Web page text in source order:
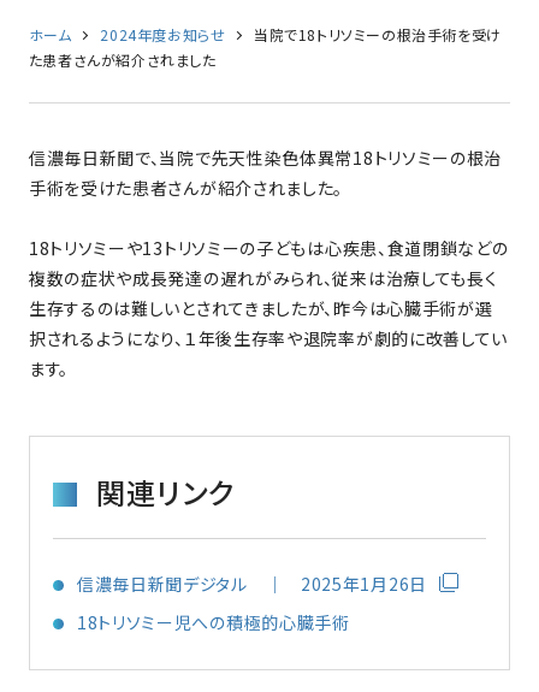
ホーム 2024年度お知らせ
当院で18トリソミーの根治手術を受け
た患者さんが紹介されました
信濃毎日新聞で、当院で先天性染色体異常18トリソミーの根治
手術を受けた患者さんが紹介されました。
18トリソミーや13トリソミーの子どもは心疾患、食道閉鎖などの
複数の症状や成長発達の遅れがみられ、従来は治療しても長く
生存するのは難しいとされてきましたが、昨今は心臓手術が選
択されるようになり、１年後生存率や退院率が劇的に改善してい
ます。
関連リンク
信濃毎日新聞デジタル ｜ 2025年1月26日
18トリソミー児への積極的心臓手術